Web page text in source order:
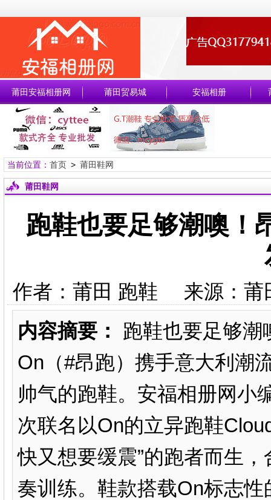
莆田安福相册网 莆田贸易城 安福相册
当前位置： 首页> 莆田鞋网
莆田鞋网
跑鞋也要足够潮噢！
作者：莆田 跑鞋 来源：
内容摘要：
跑鞋也要足够潮
On（#昂跑）携手意大利潮
帅气的跑鞋。安福相册网小
次联名以On的立异跑鞋
快又想要缓震”的跑者而生
奏训练。鞋款搭载On标志性